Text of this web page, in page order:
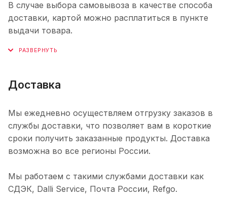
В случае выбора самовывоза в качестве способа
доставки, картой можно расплатиться в пункте
выдачи товара.
Доставка
Мы ежедневно осуществляем отгрузку заказов в
службы доставки, что позволяет вам в короткие
сроки получить заказанные продукты. Доставка
возможна во все регионы России.
Мы работаем с такими службами доставки как
СДЭК, Dalli Service, Почта России, Refgo.